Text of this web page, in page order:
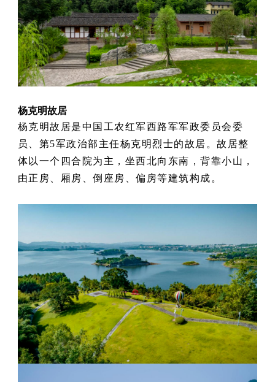
杨克明故居
杨克明故居是中国工农红军西路军军政委员会委
员、第5军政治部主任杨克明烈士的故居。故居整
体以一个四合院为主，坐西北向东南，背靠小山，
由正房、厢房、倒座房、偏房等建筑构成。